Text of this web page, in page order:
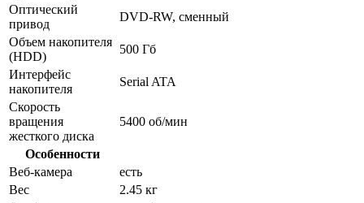
Оптический
привод
DVD-RW, сменный
Объем накопителя
(HDD)
500 Гб
Интерфейс
накопителя
Serial ATA
Скорость
вращения
жесткого диска
5400 об/мин
Особенности
Веб-камера
есть
Вес
2.45 кг